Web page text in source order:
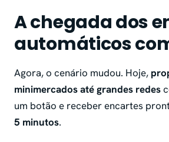
A chegada dos
automáticos
Agora, o cenário mudou. Hoje,
minimercados até grandes redes
um botão e receber encartes
5 minutos.